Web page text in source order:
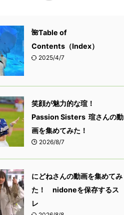
🌺Table of
Contents（Index）
2025/4/7
笑顔が魅力的な瑄！
Passion Sisters 瑄さんの動
画を集めてみた！
2026/8/7
にどねさんの動画を集めてみ
た！ nidoneを保存するス
レ